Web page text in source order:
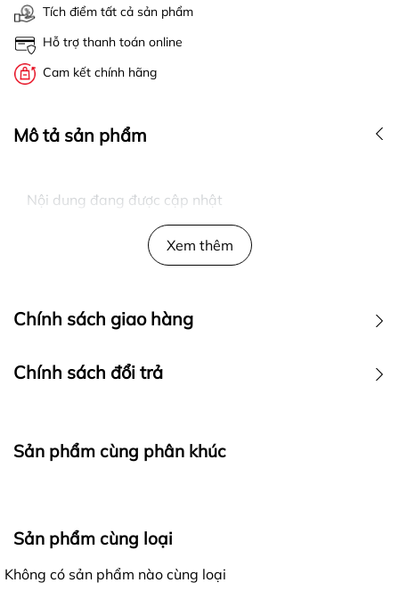
Tích điểm tất cả sản phẩm
Hỗ trợ thanh toán online
Cam kết chính hãng
Mô tả sản phẩm
Nội dung đang được cập nhật
Xem thêm
Chính sách giao hàng
Chính sách đổi trả
trải nghiệm mua sắm tốt nhất, các sản phẩm của
hàng nguyên mới, chất lượng, đúng với thông tin mô tả
Sản phẩm cùng phân khúc
Sản phẩm cùng loại
Không có sản phẩm nào cùng loại